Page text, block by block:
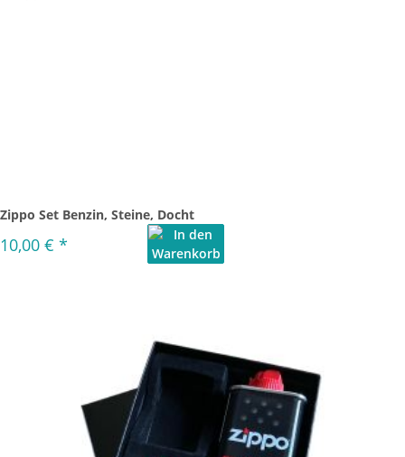
Zippo Set Benzin, Steine, Docht
10,00 € *